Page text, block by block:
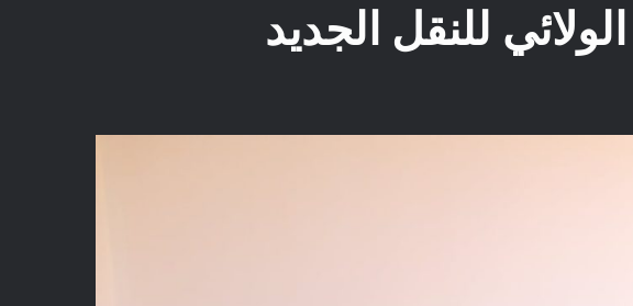
للنقل الجديد